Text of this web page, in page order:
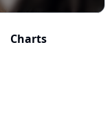
Charts